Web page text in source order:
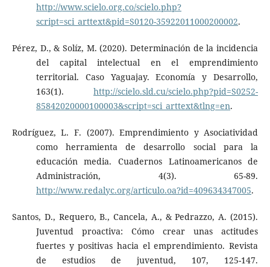
http://www.scielo.org.co/scielo.php?
script=sci_arttext&pid=S0120-35922011000200002.
Pérez, D., & Solíz, M. (2020). Determinación de la incidencia
del capital intelectual en el emprendimiento
territorial. Caso Yaguajay. Economía y Desarrollo,
163(1).http://scielo.sld.cu/scielo.php?pid=S0252-
85842020000100003&script=sci_arttext&tlng=en.
Rodríguez, L. F. (2007). Emprendimiento y Asociatividad
como herramienta de desarrollo social para la
educación media. Cuadernos Latinoamericanos de
Administración, 4(3). 65-89.
http://www.redalyc.org/articulo.oa?id=409634347005.
Santos, D., Requero, B., Cancela, A., & Pedrazzo, A. (2015).
Juventud proactiva: Cómo crear unas actitudes
fuertes y positivas hacia el emprendimiento. Revista
de estudios de juventud, 107, 125-147.